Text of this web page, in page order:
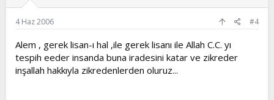
4 Haz 2006 #4
Alem , gerek lisan-ı hal ,ile gerek lisanı ile Allah C.C. yı
tespih eeder insanda buna iradesini katar ve zikreder
inşallah hakkıyla zikredenlerden oluruz...